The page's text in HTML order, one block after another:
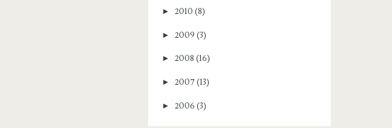
► 2010 (8)
► 2009 (3)
► 2008 (16)
► 2007 (13)
► 2006 (3)